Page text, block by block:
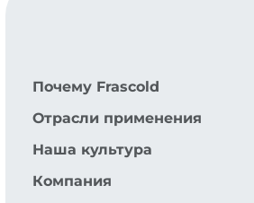
Почему Frascold
Отрасли применения
Наша культура
Компания